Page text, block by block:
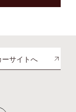
ーサイトへ